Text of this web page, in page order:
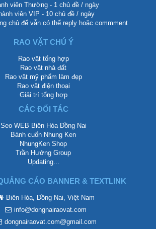
viên Thường - 1 chủ đề / ngày
viên VIP - 10 chủ đề / ngày
chủ để vẫn có thể reply hoặc commment
RAO VẶT CHÚ Ý
Rao vặt tổng hợp
Rao vặt nhà đất
Rao vặt mỹ phẩm làm đẹp
Rao vặt điện thoại
Giải trí tổng hợp
CÁC ĐỐI TÁC
Seo WEB Biên Hòa Đồng Nai
Bánh cuốn Nhung Ken
NhungKen Shop
Trần Hướng Group
Updating...
CÁO BANNER & TEXTLINK
Biên Hòa, Đồng Nai, Việt Nam
info@dongnairaovat.com
dongnairaovat.com@gmail.com